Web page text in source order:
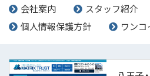
会社案内
スタッフ紹介
個人情報保護方針
ワン